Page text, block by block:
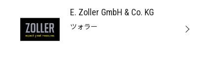
E. Zoller GmbH & Co. KG
ツォラー